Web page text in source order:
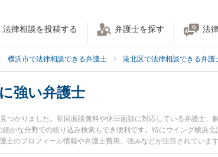
法律相談を投稿する 弁護士を探す 法
横浜市で法律相談できる弁護士 港北区で法律相談できる弁護
強い弁護士
つかりました。初回面談無料や休日面談に対応している弁護士、
かな分野での絞り込み検索もでき便利です。特にウイング横浜
士のプロフィール情報や弁護士費用、強みなどが注目されていま
ブルのトラブル解決の実績豊富な近くの弁護士を検索したい』